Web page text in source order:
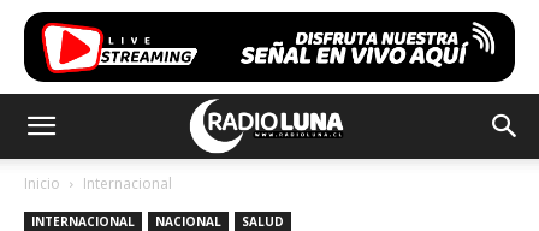
Inicio Internacional
INTERNACIONAL NACIONAL SALUD